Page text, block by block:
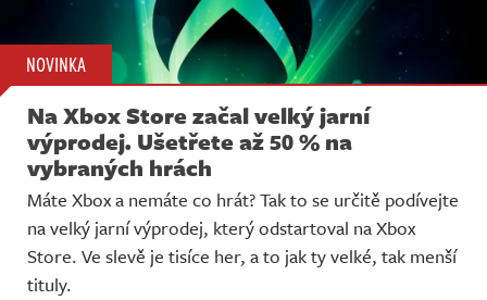
NOVINKA
Na Xbox Store začal velký jarní
výprodej. Ušetřete až 50 % na
vybraných hrách
Máte Xbox a nemáte co hrát? Tak to se určitě podívejte
na velký jarní výprodej, který odstartoval na Xbox
Store. Ve slevě je tisíce her, a to jak ty velké, tak menší
tituly.